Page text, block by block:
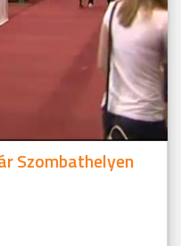
Szombathelyen